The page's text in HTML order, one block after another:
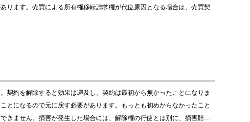
ります。売買による所有権移転請求権が代位原因となる場合は、売買契
契約を解除すると効果は遡及し、契約は最初から無かったことになりま
とになるので元に戻す必要があります。もっとも初めからなかったこと
きません。損害が発生した場合には、解除権の行使とは別に、損害賠…